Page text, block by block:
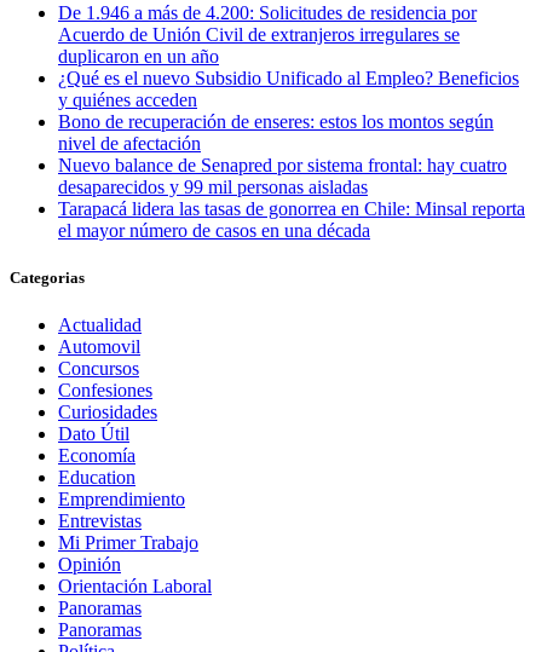
De 1.946 a más de 4.200: Solicitudes de residencia por
Acuerdo de Unión Civil de extranjeros irregulares se
duplicaron en un año
¿Qué es el nuevo Subsidio Unificado al Empleo? Beneficios
y quiénes acceden
Bono de recuperación de enseres: estos los montos según
nivel de afectación
Nuevo balance de Senapred por sistema frontal: hay cuatro
desaparecidos y 99 mil personas aisladas
Tarapacá lidera las tasas de gonorrea en Chile: Minsal reporta
el mayor número de casos en una década
Categorias
Actualidad
Automovil
Concursos
Confesiones
Curiosidades
Dato Útil
Economía
Education
Emprendimiento
Entrevistas
Mi Primer Trabajo
Opinión
Orientación Laboral
Panoramas
Panoramas